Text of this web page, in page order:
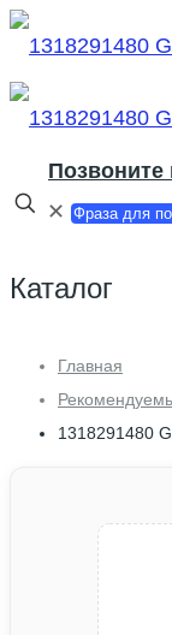
Позвоните
✕
Каталог
Главная
1318291480